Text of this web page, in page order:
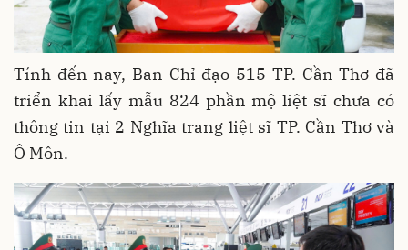
Tính đến nay, Ban Chỉ đạo 515 TP. Cần Thơ đã
triển khai lấy mẫu 824 phần mộ liệt sĩ chưa có
thông tin tại 2 Nghĩa trang liệt sĩ TP. Cần Thơ và
Ô Môn.